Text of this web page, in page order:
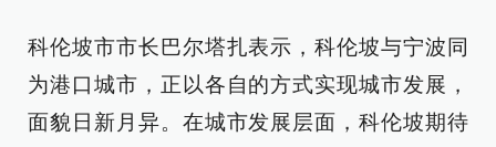
科伦坡市市长巴尔塔扎表示，科伦坡与宁波同
为港口城市，正以各自的方式实现城市发展，
面貌日新月异。在城市发展层面，科伦坡期待